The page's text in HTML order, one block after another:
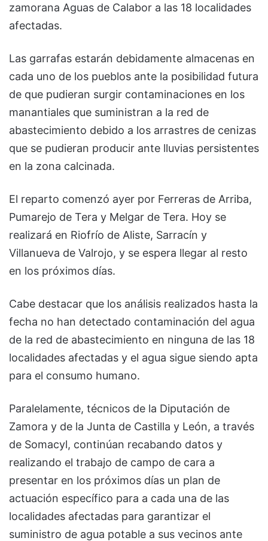
zamorana Aguas de Calabor a las 18 localidades
afectadas.
Las garrafas estarán debidamente almacenas en
cada uno de los pueblos ante la posibilidad futura
de que pudieran surgir contaminaciones en los
manantiales que suministran a la red de
abastecimiento debido a los arrastres de cenizas
que se pudieran producir ante lluvias persistentes
en la zona calcinada.
El reparto comenzó ayer por Ferreras de Arriba,
Pumarejo de Tera y Melgar de Tera. Hoy se
realizará en Riofrío de Aliste, Sarracín y
Villanueva de Valrojo, y se espera llegar al resto
en los próximos días.
Cabe destacar que los análisis realizados hasta la
fecha no han detectado contaminación del agua
de la red de abastecimiento en ninguna de las 18
localidades afectadas y el agua sigue siendo apta
para el consumo humano.
Paralelamente, técnicos de la Diputación de
Zamora y de la Junta de Castilla y León, a través
de Somacyl, continúan recabando datos y
realizando el trabajo de campo de cara a
presentar en los próximos días un plan de
actuación específico para a cada una de las
localidades afectadas para garantizar el
suministro de agua potable a sus vecinos ante